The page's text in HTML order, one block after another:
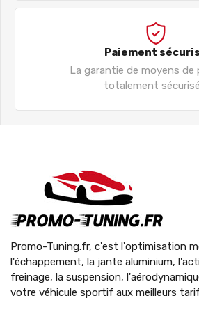
Paiement
La garantie de moyens de
totalement
Promo-Tuning.fr, c'est l'optimisation
l'échappement, la jante aluminium,
freinage, la suspension,
votre véhicule sportif aux meilleurs